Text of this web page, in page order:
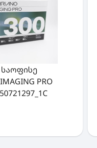
PRO